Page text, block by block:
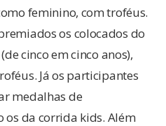
feminino, com troféus.
os colocados do
cinco em cinco anos),
Já os participantes
medalhas de
os da corrida kids. Além